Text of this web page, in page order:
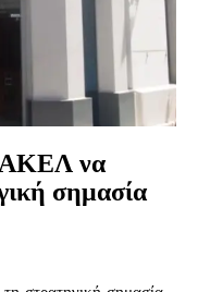
να
σημασία